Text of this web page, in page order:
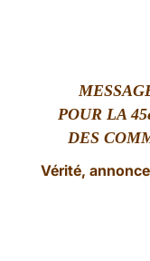
POUR LA
DES
Vérité,